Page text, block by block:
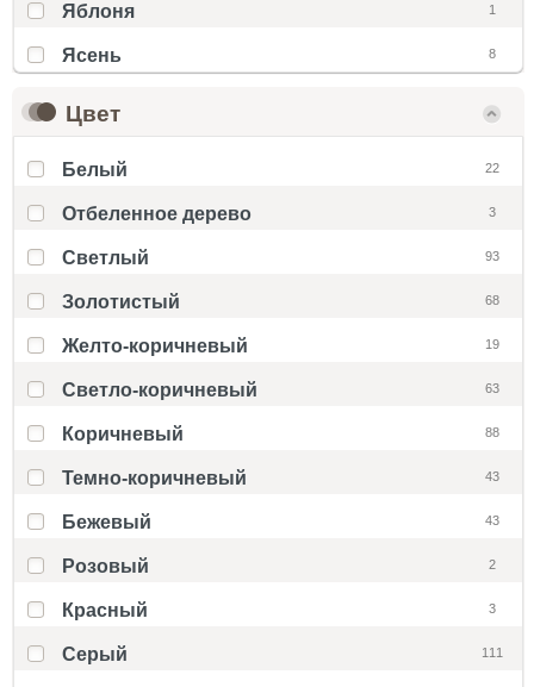
Яблоня 1
Ясень 8
Цвет
Белый 22
Отбеленное дерево 3
Светлый 93
Золотистый 68
Желто-коричневый 19
Светло-коричневый 63
Коричневый 88
Темно-коричневый 43
Бежевый 43
Розовый 2
Красный 3
Серый 111